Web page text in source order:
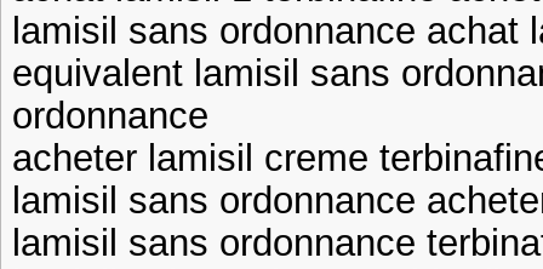
lamisil sans ordonnance achat
equivalent lamisil sans
ordonnance
acheter lamisil creme
lamisil sans ordonnance
lamisil sans ordonnance